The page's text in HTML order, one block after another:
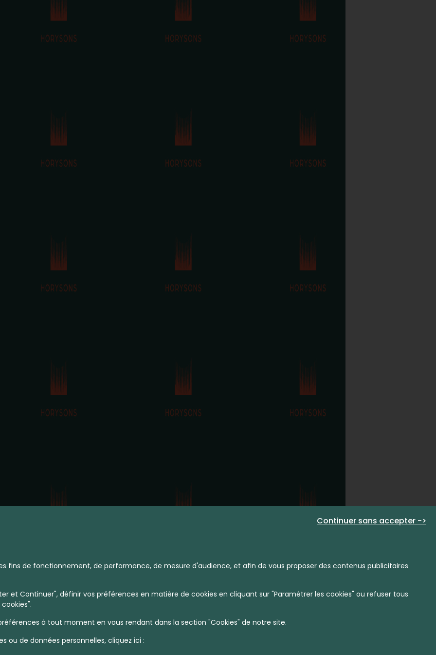
Continuer sans accepter ->
fins de fonctionnement, de performance, de mesure d'audience, et afin de vous proposer des contenus publicitaires
et Continuer", définir vos préférences en matière de cookies en cliquant sur "Paramétrer les cookies" ou refuser tous
à tout moment en vous rendant dans la section "Cookies" de notre site.
ou de données personnelles, cliquez ici :